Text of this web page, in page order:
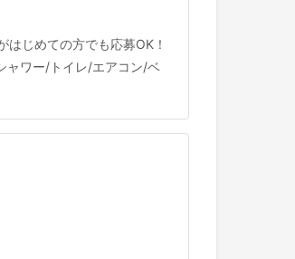
じめての方でも応募OK！
ャワー/トイレ/エアコン/ベ